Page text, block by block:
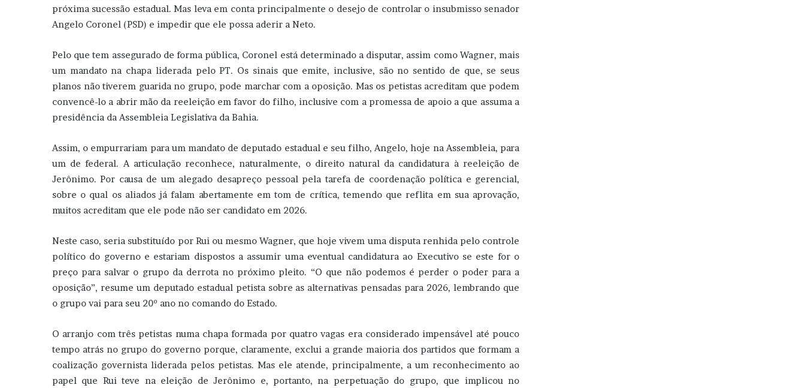
próxima sucessão estadual. Mas leva em conta principalmente o desejo de controlar o insubmisso senador
Angelo Coronel (PSD) e impedir que ele possa aderir a Neto.
Pelo que tem assegurado de forma pública, Coronel está determinado a disputar, assim como Wagner, mais
um mandato na chapa liderada pelo PT. Os sinais que emite, inclusive, são no sentido de que, se seus
planos não tiverem guarida no grupo, pode marchar com a oposição. Mas os petistas acreditam que podem
convencê-lo a abrir mão da reeleição em favor do filho, inclusive com a promessa de apoio a que assuma a
presidência da Assembleia Legislativa da Bahia.
Assim, o empurrariam para um mandato de deputado estadual e seu filho, Angelo, hoje na Assembleia, para
um de federal. A articulação reconhece, naturalmente, o direito natural da candidatura à reeleição de
Jerônimo. Por causa de um alegado desapreço pessoal pela tarefa de coordenação política e gerencial,
sobre o qual os aliados já falam abertamente em tom de crítica, temendo que reflita em sua aprovação,
muitos acreditam que ele pode não ser candidato em 2026.
Neste caso, seria substituído por Rui ou mesmo Wagner, que hoje vivem uma disputa renhida pelo controle
político do governo e estariam dispostos a assumir uma eventual candidatura ao Executivo se este for o
preço para salvar o grupo da derrota no próximo pleito. “O que não podemos é perder o poder para a
oposição”, resume um deputado estadual petista sobre as alternativas pensadas para 2026, lembrando que
o grupo vai para seu 20º ano no comando do Estado.
O arranjo com três petistas numa chapa formada por quatro vagas era considerado impensável até pouco
tempo atrás no grupo do governo porque, claramente, exclui a grande maioria dos partidos que formam a
coalização governista liderada pelos petistas. Mas ele atende, principalmente, a um reconhecimento ao
papel que Rui teve na eleição de Jerônimo e, portanto, na perpetuação do grupo, que implicou no